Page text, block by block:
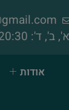
א', ב', ד': 16:00-20:30 ג', ה', ו': 09:00-14:00 (פתוח בימי שישי)
אודות